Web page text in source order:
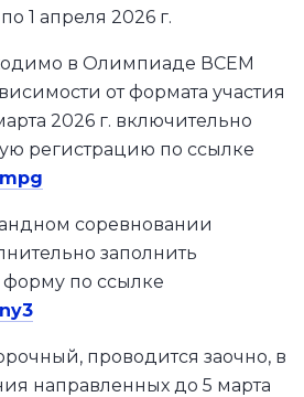
1 апреля 2026 г.
в Олимпиаде ВСЕМ
от формата участия
2026 г. включительно
регистрацию по ссылке
соревновании
заполнить
по ссылке
проводится заочно, в
направленных до 5 марта